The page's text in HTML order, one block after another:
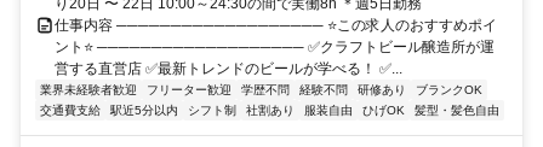
り20日 〜 22日 10:00～24:30の間で実働8h ＊週5日勤務
仕事内容 ─────────────────── ⭐この求人のおすすめポイ
ント⭐ ─────────────────── ✅クラフトビール醸造所が運
営する直営店 ✅最新トレンドのビールが学べる！ ✅...
業界未経験者歓迎 フリーター歓迎 学歴不問 経験不問 研修あり
ブランクOK
交通費支給
駅近5分以内 シフト制 社割あり 服装自由 ひげOK 髪型・髪色自由